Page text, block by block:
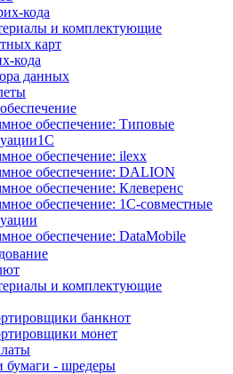
кода
и комплектующие
карт
кода
данных
обеспечение: Типовые
обеспечение: ilexx
обеспечение: DALION
обеспечение: Клеверенс
обеспечение: 1С-совместные
обеспечение: DataMobile
и комплектующие
банкнот
монет
бумаги - шредеры